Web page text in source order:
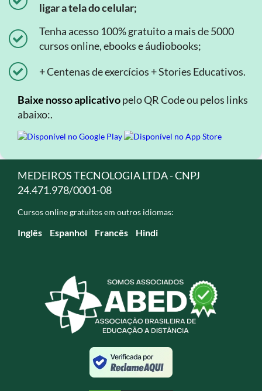
ligar a tela do celular;
Tenha acesso 100% gratuito a mais de 5000
cursos online, ebooks e áudiobooks;
+ Centenas de exercícios + Stories Educativos.
Baixe nosso aplicativopelo QR Code ou pelos links
abaixo:.
MEDEIROS TECNOLOGIA LTDA - CNPJ
24.471.978/0001-08
Cursos online gratuitos em outros idiomas:
Inglês Espanhol Francês Hindi